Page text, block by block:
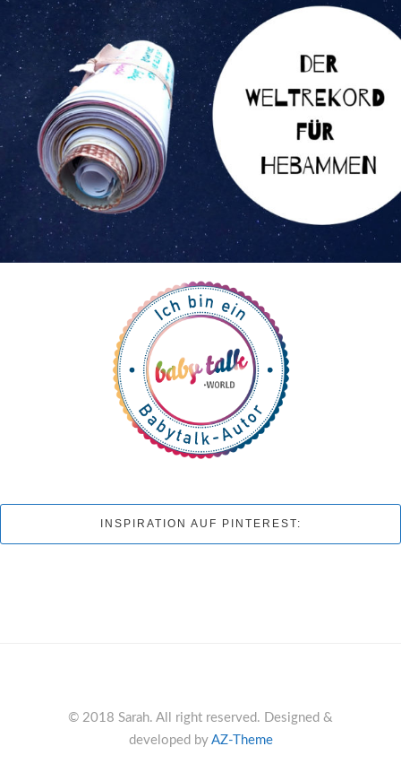
INSPIRATION AUF PINTEREST:
© 2018 Sarah. All right reserved. Designed &
developed by AZ-Theme